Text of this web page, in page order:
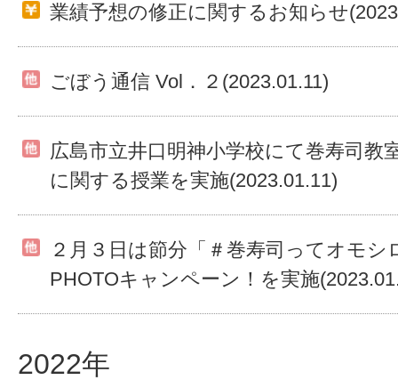
業績予想の修正に関するお知らせ
ごぼう通信 Vol．２(2023.01.11)
広島市立井口明神小学校にて巻寿司教
に関する授業を実施(2023.01.11)
２月３日は節分「＃巻寿司ってオモシ
PHOTOキャンペーン！を実施
2022年